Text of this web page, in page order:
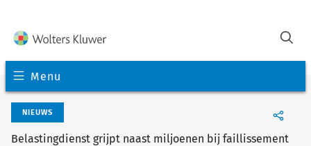
Menu
NIEUWS
Belastingdienst grijpt naast miljoenen bij faillissement